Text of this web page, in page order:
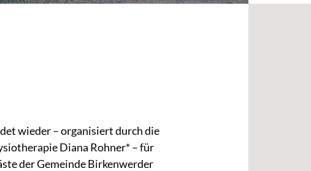
wieder – organisiert durch die
Diana Rohner* – für
der Gemeinde Birkenwerder